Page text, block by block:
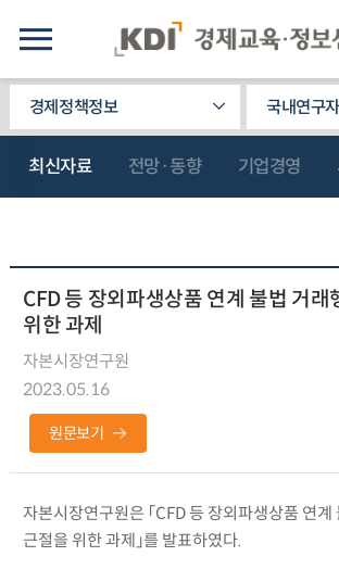
경제정책정보 국내연구
최신자료 전망·동향 기업경영
CFD 등 장외파생상품 연계 불법 거래
위한 과제
자본시장연구원
2023.05.16
원문보기
자본시장연구원은 「CFD 등 장외파생상품 연계
근절을 위한 과제」를 발표하였다.